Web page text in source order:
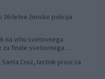
36-letne ženske policija
na vrhu svetovnega
za finale svetovnega
Cruz, lastnik prosi za